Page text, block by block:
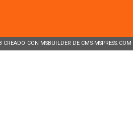
CREADO CON MSBUILDER DE CMS-MSPRESS.COM